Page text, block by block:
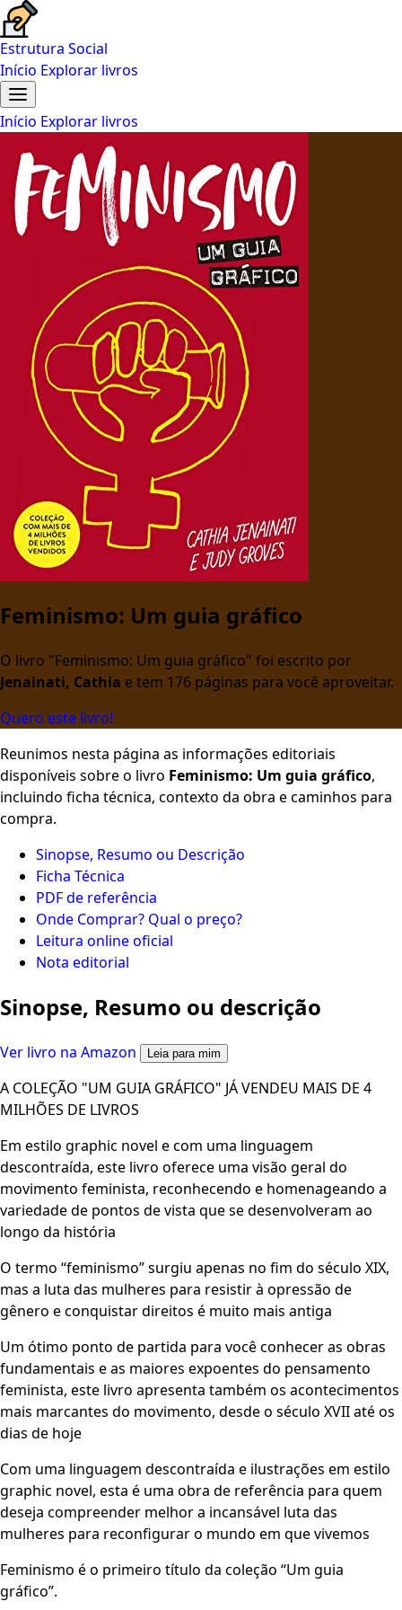
Estrutura Social
Início Explorar livros
Início Explorar livros
Feminismo: Um guia gráfico
O livro "Feminismo: Um guia gráfico" foi escrito por
Jenainati, Cathia e tem 176 páginas para você aproveitar.
Quero este livro!
Reunimos nesta página as informações editoriais
disponíveis sobre o livro Feminismo: Um guia gráfico,
incluindo ficha técnica, contexto da obra e caminhos para
compra.
Sinopse, Resumo ou Descrição
Ficha Técnica
PDF de referência
Onde Comprar? Qual o preço?
Leitura online oficial
Nota editorial
Sinopse, Resumo ou descrição
Ver livro na Amazon Leia para mim
A COLEÇÃO "UM GUIA GRÁFICO" JÁ VENDEU MAIS DE 4
MILHÕES DE LIVROS
Em estilo graphic novel e com uma linguagem
descontraída, este livro oferece uma visão geral do
movimento feminista, reconhecendo e homenageando a
variedade de pontos de vista que se desenvolveram ao
longo da história
O termo “feminismo” surgiu apenas no fim do século XIX,
mas a luta das mulheres para resistir à opressão de
gênero e conquistar direitos é muito mais antiga
Um ótimo ponto de partida para você conhecer as obras
fundamentais e as maiores expoentes do pensamento
feminista, este livro apresenta também os acontecimentos
mais marcantes do movimento, desde o século XVII até os
dias de hoje
Com uma linguagem descontraída e ilustrações em estilo
graphic novel, esta é uma obra de referência para quem
deseja compreender melhor a incansável luta das
mulheres para reconfigurar o mundo em que vivemos
Feminismo é o primeiro título da coleção “Um guia
gráfico”.